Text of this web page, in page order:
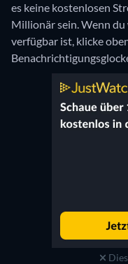
es keine kostenlosen
Millionär sein. Wenn
verfügbar ist, klicke